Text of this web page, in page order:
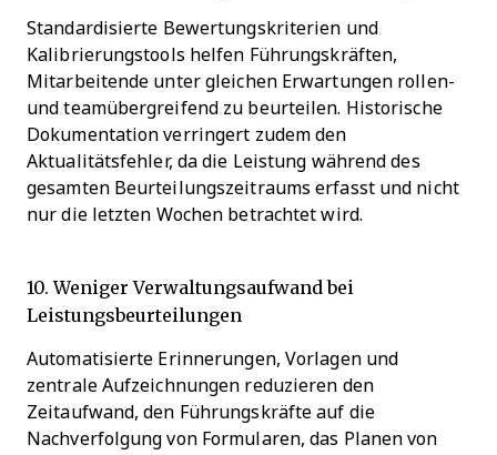
Standardisierte Bewertungskriterien und
Kalibrierungstools helfen Führungskräften,
Mitarbeitende unter gleichen Erwartungen rollen-
und teamübergreifend zu beurteilen. Historische
Dokumentation verringert zudem den
Aktualitätsfehler, da die Leistung während des
gesamten Beurteilungszeitraums erfasst und nicht
nur die letzten Wochen betrachtet wird.
10. Weniger Verwaltungsaufwand bei
Leistungsbeurteilungen
Automatisierte Erinnerungen, Vorlagen und
zentrale Aufzeichnungen reduzieren den
Zeitaufwand, den Führungskräfte auf die
Nachverfolgung von Formularen, das Planen von